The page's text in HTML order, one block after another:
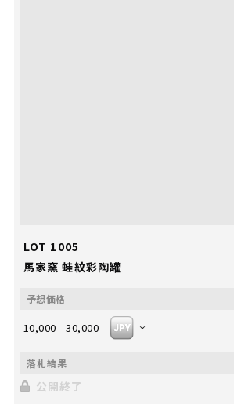
LOT 1005
馬家窯 蛙紋彩陶罐
10,000 - 30,000
公開終了